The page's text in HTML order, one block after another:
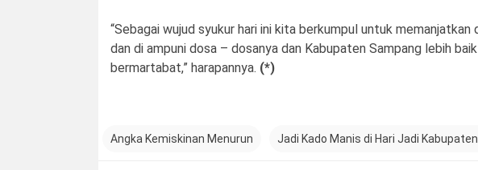
“Sebagai wujud syukur hari ini kita berkumpul untuk memanjatkan
dan di ampuni dosa – dosanya dan Kabupaten Sampang lebih
bermartabat,” harapannya. (*)
Angka Kemiskinan Menurun Jadi Kado Manis di Hari Jadi